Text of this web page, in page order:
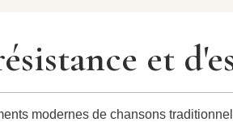
et
modernes de chansons